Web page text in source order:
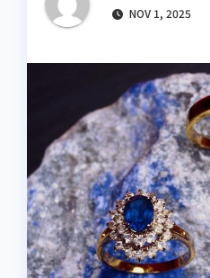
NOV 1, 2025